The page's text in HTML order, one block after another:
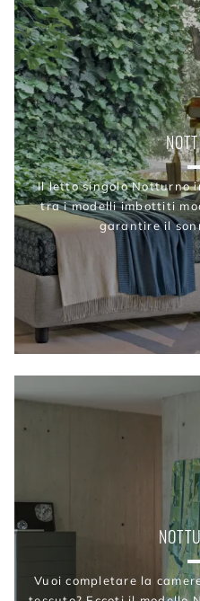
Il letto singolo Notturno
tra i modelli imbottiti
garantire il
Vuoi completare la